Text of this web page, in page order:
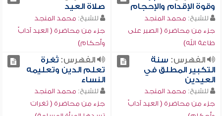
وقوة الإقدام والإحجام
للشيخ: محمد المنجد
جزء من محاضرة ( الصبر على
طاعة الله)
صلاة العيد
للشيخ: محمد المنجد
جزء من محاضرة ( العيد آدابٌ
وأحكام)
الفهرس: سنة
التكبير المطلق في
العيدين
للشيخ: محمد المنجد
جزء من محاضرة ( العيد آدابٌ
الفهرس:ثغرة
تعلم الدين وتعليمه
النساء
للشيخ: محمد المنجد
جزء من محاضرة ( ثغرات